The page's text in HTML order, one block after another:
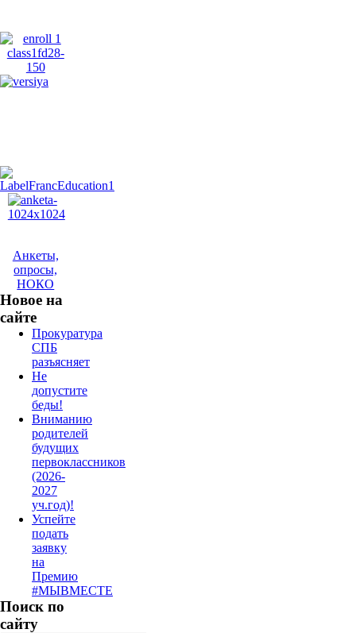
Анкеты,
опросы,
НОКО
Новое на
сайте
Прокуратура
СПБ
разъясняет
Не
допустите
беды!
Вниманию
родителей
будущих
первоклассников
(2026-
2027
уч.год)!
Успейте
подать
заявку
на
Премию
#МЫВМЕСТЕ
Поиск по
сайту